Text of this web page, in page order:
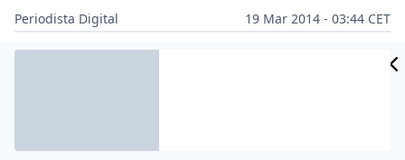
Periodista Digital
19 Mar 2014 - 03:44 CET
Archivado en: FACEBOOK